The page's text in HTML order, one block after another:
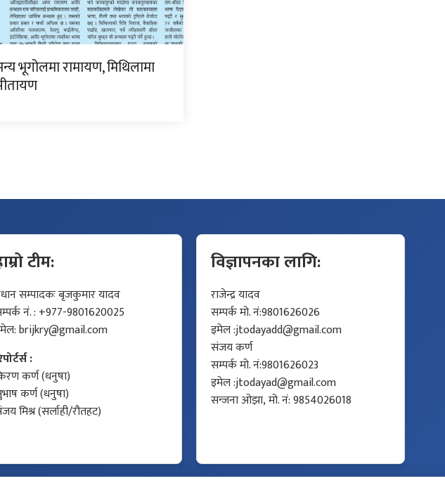
भूगोलमा रामायण, मिथिलामा
टीम:
सम्पादकः बृजकुमार यादव
नं. : +977-9801620025
brijkry@gmail.com
:
कर्ण (धनुषा)
कर्ण (धनुषा)
मिश्र (सर्लाही/रौतहट)
विज्ञापनका लागि:
राजेन्द्र यादव
सम्पर्क मो. नं:9801626026
इमेल :jtodayadd@gmail.com
संजय कर्ण
सम्पर्क मो. नं:9801626023
इमेल :jtodayad@gmail.com
सन्जना ओझा, मो. नं: 9854026018